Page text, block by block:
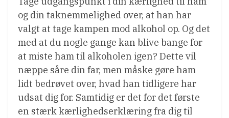
og din taknemmelighed over, at han har
valgt at tage kampen mod alkohol op. Og det
med at du nogle gange kan blive bange for
at miste ham til alkoholen igen? Dette vil
næppe såre din far, men måske gøre ham
lidt bedrøvet over, hvad han tidligere har
udsat dig for. Samtidig er det for det første
en stærk kærlighedserklæring fra dig til